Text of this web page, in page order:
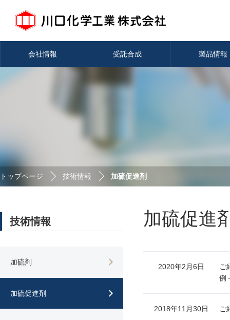
会社情報 受託合成 製品情報
トップページ 技術情報 加硫促進剤
技術情報
加硫剤
加硫促進剤
加硫促進
2020年2月6日
ご
例
2018年11月30日 ご